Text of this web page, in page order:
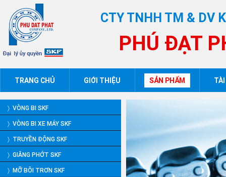
CTY TNHH TM & DV
PHÚ ĐẠT
TRANG CHỦ GIỚI THIỆU SẢN PHẨM
〉 VÒNG BI SKF
〉 VÒNG BI XE MÁY SKF
〉 TRUYỀN ĐỘNG SKF
〉 GIĂNG PHỚT SKF
〉 MỠ BÔI TRƠN SKF